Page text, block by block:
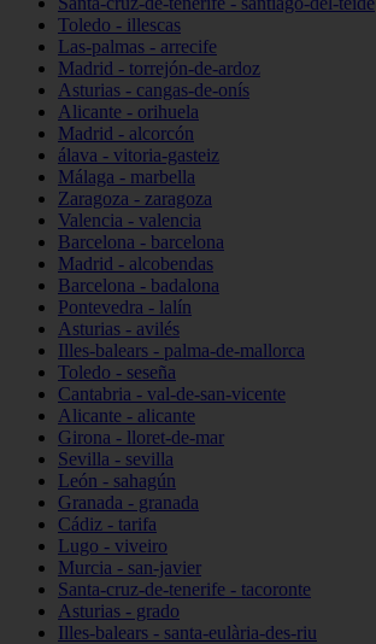
Toledo - illescas
Las-palmas - arrecife
Madrid - torrejón-de-ardoz
Asturias - cangas-de-onís
Alicante - orihuela
Madrid - alcorcón
álava - vitoria-gasteiz
Málaga - marbella
Zaragoza - zaragoza
Valencia - valencia
Barcelona - barcelona
Madrid - alcobendas
Barcelona - badalona
Pontevedra - lalín
Asturias - avilés
Illes-balears - palma-de-mallorca
Toledo - seseña
Cantabria - val-de-san-vicente
Alicante - alicante
Girona - lloret-de-mar
Sevilla - sevilla
León - sahagún
Granada - granada
Cádiz - tarifa
Lugo - viveiro
Murcia - san-javier
Santa-cruz-de-tenerife - tacoronte
Asturias - grado
Illes-balears - santa-eulària-des-riu